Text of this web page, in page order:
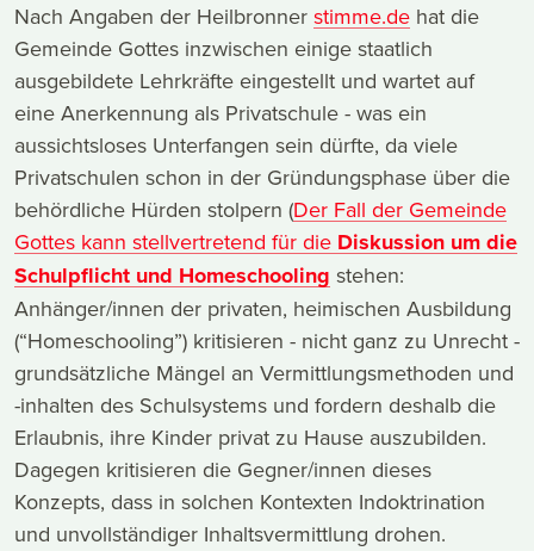
Nach Angaben der Heilbronner stimme.de hat die
Gemeinde Gottes inzwischen einige staatlich
ausgebildete Lehrkräfte eingestellt und wartet auf
eine Anerkennung als Privatschule - was ein
aussichtsloses Unterfangen sein dürfte, da viele
Privatschulen schon in der Gründungsphase über die
behördliche Hürden stolpern (Der Fall der Gemeinde
Gottes kann stellvertretend für die Diskussion um die
Schulpflicht und Homeschooling stehen:
Anhänger/innen der privaten, heimischen Ausbildung
(“Homeschooling”) kritisieren - nicht ganz zu Unrecht -
grundsätzliche Mängel an Vermittlungsmethoden und
-inhalten des Schulsystems und fordern deshalb die
Erlaubnis, ihre Kinder privat zu Hause auszubilden.
Dagegen kritisieren die Gegner/innen dieses
Konzepts, dass in solchen Kontexten Indoktrination
und unvollständiger Inhaltsvermittlung drohen.